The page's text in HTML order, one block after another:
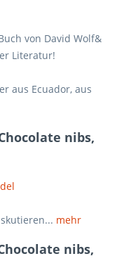
von David Wolf&
Literatur!
aus Ecuador, aus
nibs,
mehr
nibs,